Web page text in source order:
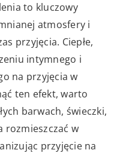
to kluczowy
atmosfery i
przyjęcia. Ciepłe,
intymnego i
na przyjęcia w
ten efekt, warto
barwach, świeczki,
rozmieszczać w
przyjęcie na